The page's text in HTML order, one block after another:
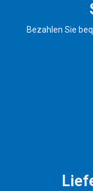
Bezahlen Sie